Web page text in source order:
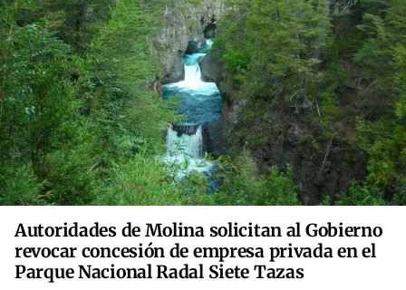
Autoridades de Molina solicitan al Gobierno
revocar concesión de empresa privada en el
Parque Nacional Radal Siete Tazas